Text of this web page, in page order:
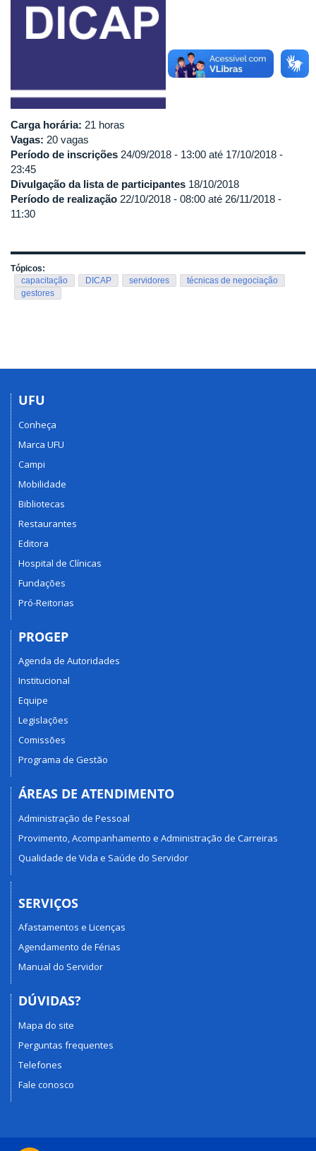
Carga horária: 21 horas
Vagas: 20 vagas
Período de inscrições 24/09/2018 - 13:00 até 17/10/2018 -
23:45
Divulgação da lista de participantes 18/10/2018
Período de realização 22/10/2018 - 08:00 até 26/11/2018 -
11:30
Tópicos:
capacitação
DICAP servidores
técnicas de negociação
gestores
UFU
Conheça
Marca UFU
Campi
Mobilidade
Bibliotecas
Restaurantes
Editora
Hospital de Clínicas
Fundações
Pró-Reitorias
PROGEP
Agenda de Autoridades
Institucional
Equipe
Legislações
Comissões
Programa de Gestão
ÁREAS DE ATENDIMENTO
Administração de Pessoal
Provimento, Acompanhamento e Administração de Carreiras
Qualidade de Vida e Saúde do Servidor
SERVIÇOS
Afastamentos e Licenças
Agendamento de Férias
Manual do Servidor
DÚVIDAS?
Mapa do site
Perguntas frequentes
Telefones
Fale conosco